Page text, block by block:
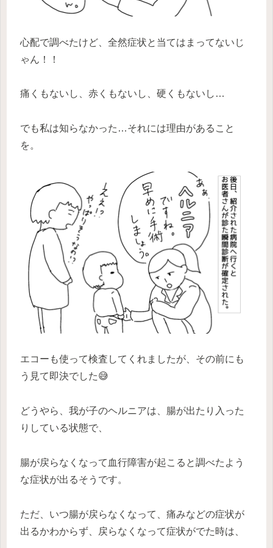
心配で調べたけど、全然症状と当てはまってないじ
ゃん！！
痛くもないし、赤くもないし、硬くもないし…
でも私は知らなかった…それには理由があること
を。
エコーも使って検査してくれましたが、その前にも
う見て即決でした😅
どうやら、我が子のヘルニアは、腸が出たり入った
りしている状態で、
腸が戻らなくなって血行障害が起こると調べたよう
な症状が出るそうです。
ただ、いつ腸が戻らなくなって、痛みなどの症状が
出るかわからず、戻らなくなって症状がでた時は、